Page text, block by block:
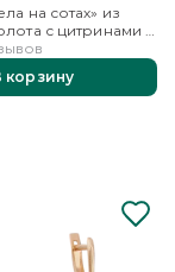
в этом
украшения
частичного
на сотах» из
с цитринами и
топазами
корзину